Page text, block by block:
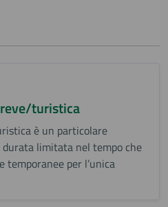
turistica
è un particolare
limitata nel tempo che
temporanee per l’unica